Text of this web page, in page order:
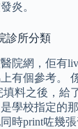
炎。
診所分類
院網，佢有
有個參考。
料之後，給
學校指定的
時print咗幾